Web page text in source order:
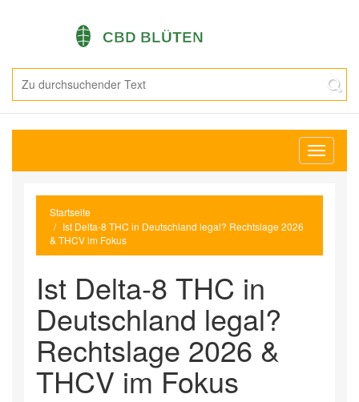
Startseite
Ist Delta-8 THC in Deutschland legal? Rechtslage 2026
& THCV im Fokus
Ist Delta-8 THC in
Deutschland legal?
Rechtslage 2026 &
THCV im Fokus